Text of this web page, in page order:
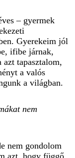
– gyermek
Gyerekeim jól
ifibe járnak,
tapasztalom,
a valós
a világban.
nem
nem gondolom